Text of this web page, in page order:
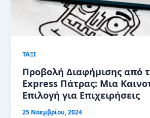
ΤΑΞΙ
Προβολή Διαφήμισης από
Express Πάτρας: Μια
Επιλογή για Επιχειρήσεις
25 Νοεμβρίου, 2024